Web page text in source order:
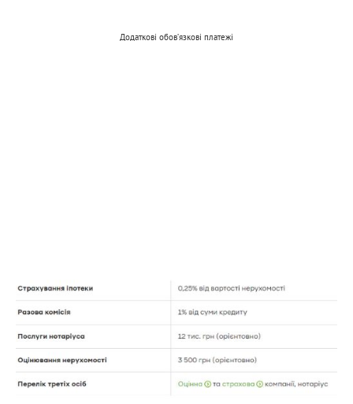
Додаткові обов’язкові платежі